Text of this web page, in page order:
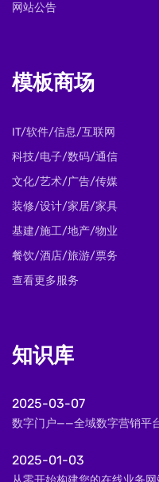
网站公告
模板商场
IT/软件/信息/互联网
科技/电子/数码/通信
文化/艺术/广告/传媒
装修/设计/家居/家具
基建/施工/地产/物业
餐饮/酒店/旅游/票务
查看更多服务
知识库
2025-03-07
数字门户——全域数字营销平
2025-01-03